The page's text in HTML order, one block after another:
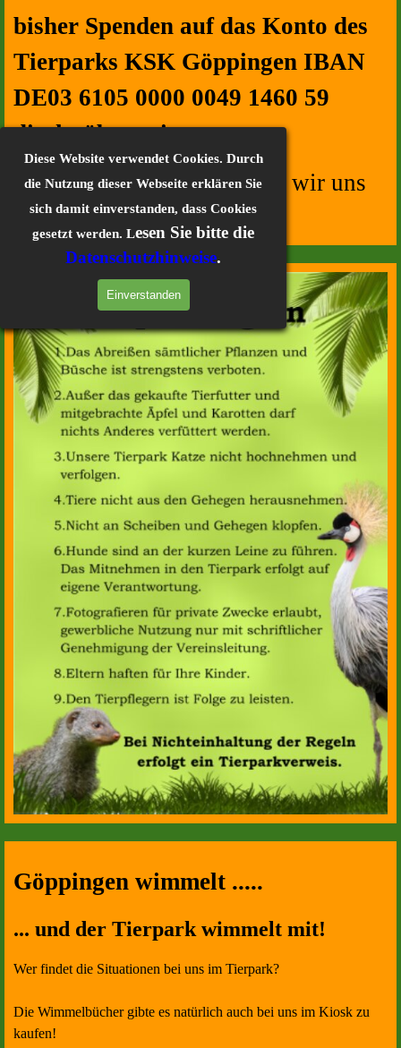
Diese Website verwendet Cookies. Durch
die Nutzung dieser Webseite erklären Sie
sich damit einverstanden, dass Cookies
gesetzt werden. Lesen Sie bitte die
Datenschutzhinweise.
Einverstanden
bisher Spenden auf das Konto des
Tierparks KSK Göppingen IBAN
DE03 6105 0000 0049 1460 59
direkt überweisen.
Für Ihre Spenden bedanken wir uns
recht herzlich.
Göppingen wimmelt .....
... und der Tierpark wimmelt mit!
Wer findet die Situationen bei uns im Tierpark?
Die Wimmelbücher gibte es natürlich auch bei uns im Kiosk zu
kaufen!